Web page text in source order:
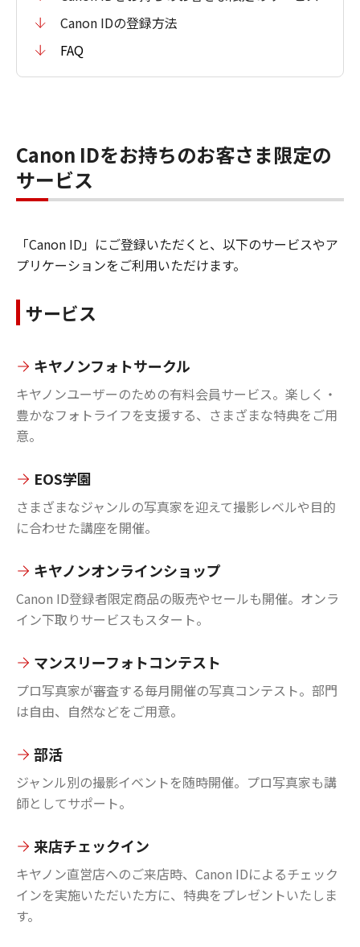
Canon IDの登録方法
FAQ
Canon IDをお持ちのお客さま限定の
サービス
「Canon ID」にご登録いただくと、以下のサービスやア
プリケーションをご利用いただけます。
サービス
キヤノンフォトサークル
キヤノンユーザーのための有料会員サービス。楽しく・
豊かなフォトライフを支援する、さまざまな特典をご用
意。
EOS学園
さまざまなジャンルの写真家を迎えて撮影レベルや目的
に合わせた講座を開催。
キヤノンオンラインショップ
Canon ID登録者限定商品の販売やセールも開催。オンラ
イン下取りサービスもスタート。
マンスリーフォトコンテスト
プロ写真家が審査する毎月開催の写真コンテスト。部門
は自由、自然などをご用意。
部活
ジャンル別の撮影イベントを随時開催。プロ写真家も講
師としてサポート。
来店チェックイン
キヤノン直営店へのご来店時、Canon IDによるチェック
インを実施いただいた方に、特典をプレゼントいたしま
す。